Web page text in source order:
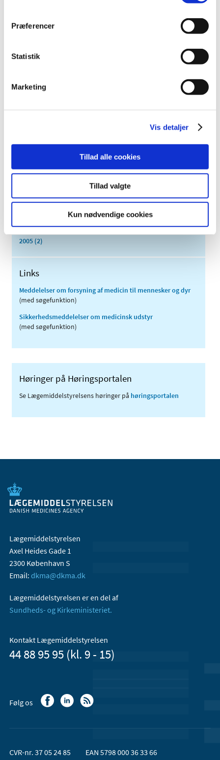
Præferencer
Statistik
Marketing
Vis detaljer
Tillad alle cookies
Tillad valgte
Kun nødvendige cookies
oktober (4)
august (1)
maj (1)
januar (6)
2010 (7)
2008 (8)
2006 (9)
2005 (2)
Links
Meddelelser om forsyning af medicin til mennesker og dyr
(med søgefunktion)
Sikkerhedsmeddelelser om medicinsk udstyr
(med søgefunktion)
Høringer på Høringsportalen
Se Lægemiddelstyrelsens høringer på høringsportalen
Lægemiddelstyrelsen
Axel Heides Gade 1
2300 København S
Email: dkma@dkma.dk
Lægemiddelstyrelsen er en del af
Sundheds- og Kirkeministeriet.
Kontakt Lægemiddelstyrelsen
44 88 95 95 (kl. 9 - 15)
Følg os
CVR-nr. 37 05 24 85 EAN 5798 000 36 33 66